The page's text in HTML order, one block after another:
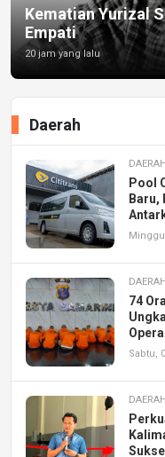
Kematian Yurizal
Empati
20 jam yang lalu
Daerah
DAERAH
Pool
Baru,
DAERAH
74
Sabtu,
DAERAH